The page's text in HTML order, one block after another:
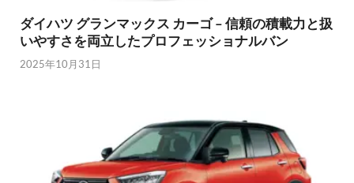
ダイハツ グランマックス カーゴ – 信頼の積載力と扱
いやすさを両立したプロフェッショナルバン
2025年10月31日